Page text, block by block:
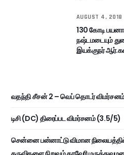
AUGUST 4, 2018
130 கோடி
நஷ்டமடையும்
இயக்குநர்
வதந்தி சீசன் 2 – வெப் தொடர்
டிசி (DC) திரைப்பட விமர்சனம் (3.5/5)
சென்னை பன்னாட்டு விமான நிலையத்தில்